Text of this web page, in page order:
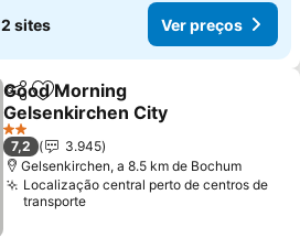
sites Ver preços
PartilharAdicionar aos favoritos
Good Morning
Gelsenkirchen City
2 Estrelas
7,2
3.945
Gelsenkirchen, a 8.5 km de Bochum
Localização central perto de centros de
transporte